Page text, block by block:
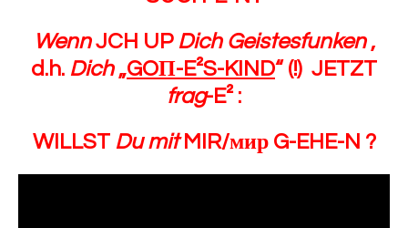
WennJCH UP Dich Geistesfunken ,
d.h. Dich„GOΠ-E²S-KIND“ (!) JETZT
frag-E² :
WILLST Du mitMIR/мир G-EHE-N ?